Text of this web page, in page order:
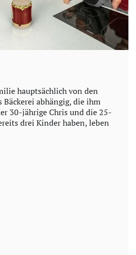
hauptsächlich von den
abhängig, die ihm
30-jährige Chris und die 25-
drei Kinder haben, leben